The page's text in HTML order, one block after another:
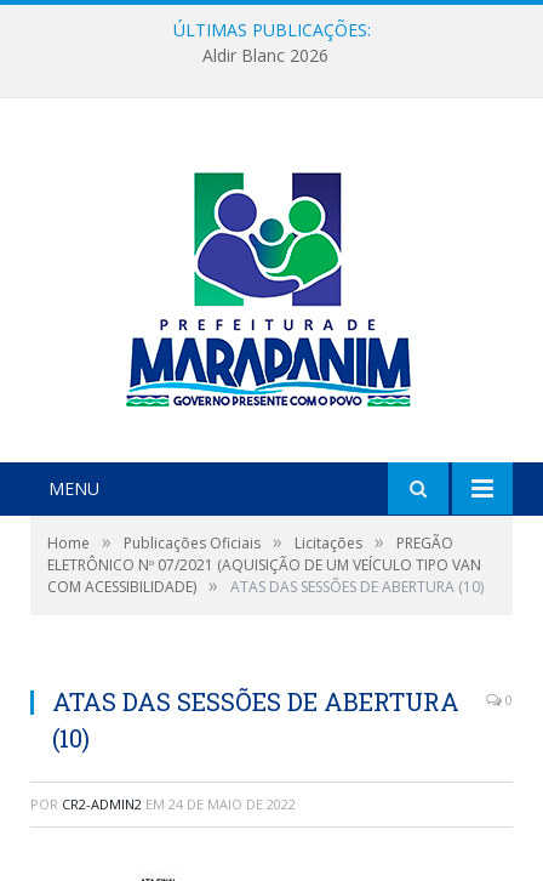
ÚLTIMAS PUBLICAÇÕES:
Aldir Blanc 2026
MENU
Home » Publicações Oficiais » Licitações »
PREGÃO
ELETRÔNICO Nº 07/2021 (AQUISIÇÃO DE UM VEÍCULO TIPO VAN
COM ACESSIBILIDADE) » ATAS DAS SESSÕES DE ABERTURA (10)
ATAS DAS SESSÕES DE ABERTURA
(10)
0
POR CR2-ADMIN2 EM 24 DE MAIO DE 2022